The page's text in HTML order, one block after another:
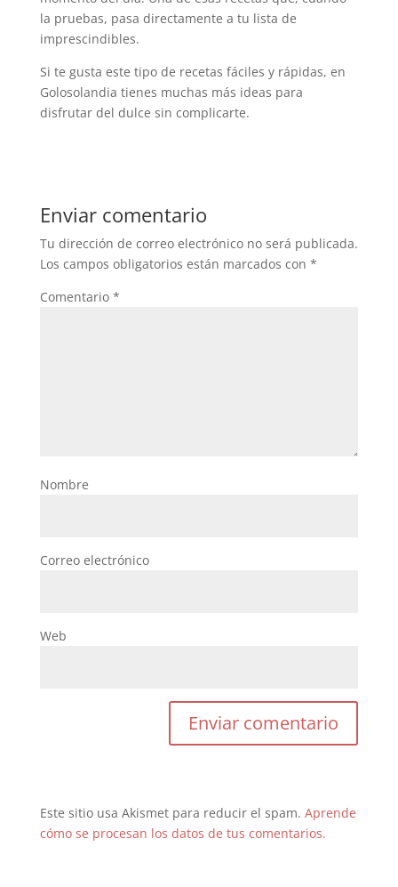
la pruebas, pasa directamente a tu lista de
imprescindibles.
Si te gusta este tipo de recetas fáciles y rápidas, en
Golosolandia tienes muchas más ideas para
disfrutar del dulce sin complicarte.
Enviar comentario
Tu dirección de correo electrónico no será publicada.
Los campos obligatorios están marcados con *
Comentario *
Nombre
Correo electrónico
Web
Este sitio usa Akismet para reducir el spam. Aprende
cómo se procesan los datos de tus comentarios.